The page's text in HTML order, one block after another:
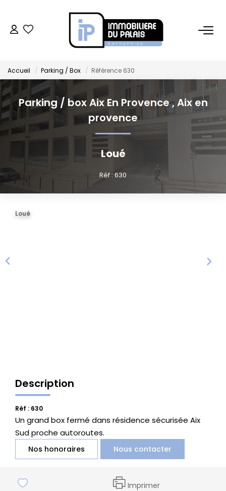
BUREAUX
Bureaux À Vendre
Bureaux À Louer
COMMERCES
Ventes Locaux Commerciaux
Location Locaux Commerciaux
CONTACT
Accueil Parking / Box Référence 630
Parking / box Aix En Provence,Aix en
provence
Loué
Réf : 630
Loué
Description
Réf : 630
Un grand box fermé dans résidence sécurisée Aix
Sud proche autoroutes.
Nos honoraires Nous contacter
Imprimer